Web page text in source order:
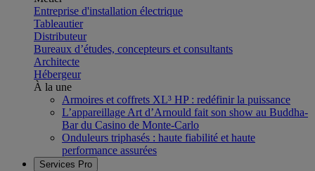
Entreprise d'installation électrique
Tableautier
Distributeur
Bureaux d’études, concepteurs et consultants
Architecte
Hébergeur
À la une
Armoires et coffrets XL³ HP : redéfinir la puissance
L’appareillage Art d’Arnould fait son show au Buddha-
Bar du Casino de Monte-Carlo
Onduleurs triphasés : haute fiabilité et haute
performance assurées
Services Pro